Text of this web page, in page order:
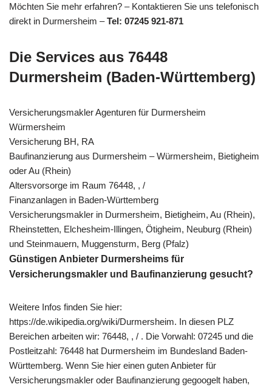
Möchten Sie mehr erfahren? – Kontaktieren Sie uns telefonisch
direkt in Durmersheim –Tel: 07245 921-871
Die Services aus 76448
Durmersheim (Baden-Württemberg)
Versicherungsmakler Agenturen für Durmersheim
Würmersheim
Versicherung BH, RA
Baufinanzierung aus Durmersheim – Würmersheim, Bietigheim
oder Au (Rhein)
Altersvorsorge im Raum 76448, , /
Finanzanlagen in Baden-Württemberg
Versicherungsmakler in Durmersheim, Bietigheim, Au (Rhein),
Rheinstetten, Elchesheim-Illingen, Ötigheim, Neuburg (Rhein)
und Steinmauern, Muggensturm, Berg (Pfalz)
Günstigen Anbieter Durmersheims für
Versicherungsmakler und Baufinanzierung gesucht?
Weitere Infos finden Sie hier:
https://de.wikipedia.org/wiki/Durmersheim. In diesen PLZ
Bereichen arbeiten wir: 76448, , / . Die Vorwahl: 07245 und die
Postleitzahl: 76448 hat Durmersheim im Bundesland Baden-
Württemberg. Wenn Sie hier einen guten Anbieter für
Versicherungsmakler oder Baufinanzierung gegoogelt haben,